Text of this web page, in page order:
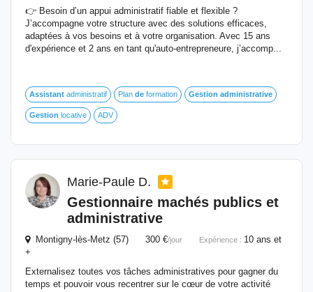
👉 Besoin d’un appui administratif fiable et flexible ?
J’accompagne votre structure avec des solutions efficaces,
adaptées à vos besoins et à votre organisation. Avec 15 ans
d'expérience et 2 ans en tant qu'auto-entrepreneure, j’accomp...
Assistant administratif Plan de formation Gestion administrative
Gestion locative ADV
Marie-Paule D.
Gestionnaire machés publics et
administrative
Montigny-lès-Metz (57) 300 €/jour Expérience : 10 ans et
+
Externalisez toutes vos tâches administratives pour gagner du
temps et pouvoir vous recentrer sur le cœur de votre activité